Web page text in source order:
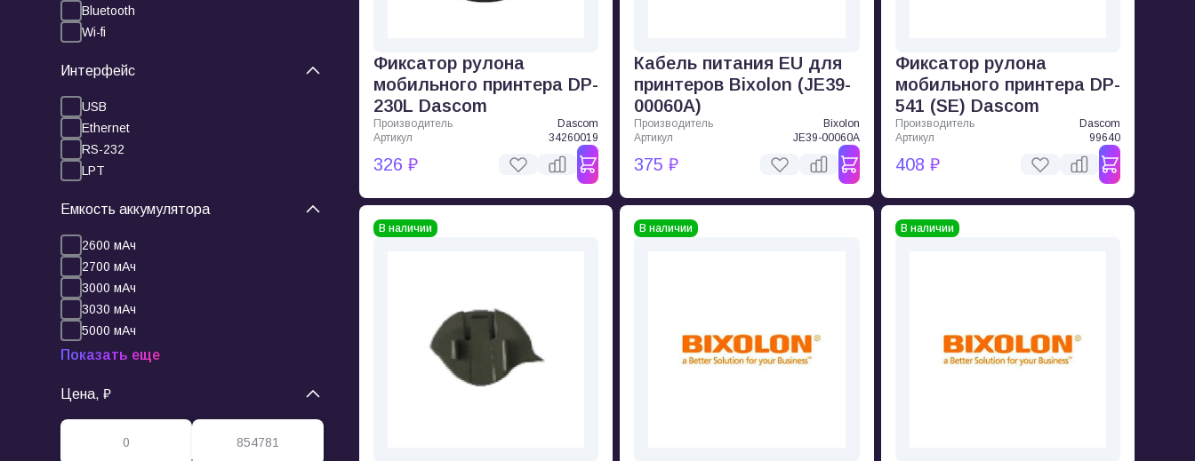
Bluetooth
Wi-fi
Интерфейс
USB
Ethernet
RS-232
LPT
Емкость аккумулятора
2600 мАч
2700 мАч
3000 мАч
3030 мАч
5000 мАч
Показать еще
Цена, ₽
Фиксатор рулона
мобильного принтера DP-
230L Dascom
Производитель
Dascom
Артикул
34260019
326 ₽
Кабель питания EU для
принтеров Bixolon (JE39-
00060A)
Производитель
Bixolon
Артикул
JE39-00060A
375 ₽
Фиксатор рулона
мобильного принтера DP-
541 (SE) Dascom
Производитель
Dascom
Артикул
99640
408 ₽
В наличии В наличии В наличии